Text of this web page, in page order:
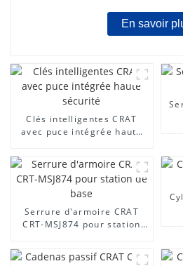
En savoir
Clés intelligentes CRAT
avec puce intégrée haute
Serrure d'armoire CRAT
CRT-MSJ874 pour station